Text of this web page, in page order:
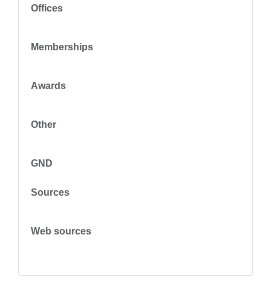
Offices
Memberships
Awards
Other
GND
Sources
Web sources